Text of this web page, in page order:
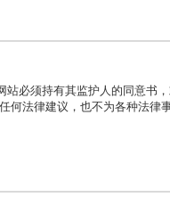
必须持有其监护人的同意书
法律建议，也不为各种法律